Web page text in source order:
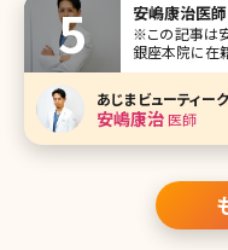
安嶋康治医師
※この記事は
銀座本院に在
メン医師に会
康治（あじま やすはる）先
み、総合
あじまビューティー
安嶋康治医師